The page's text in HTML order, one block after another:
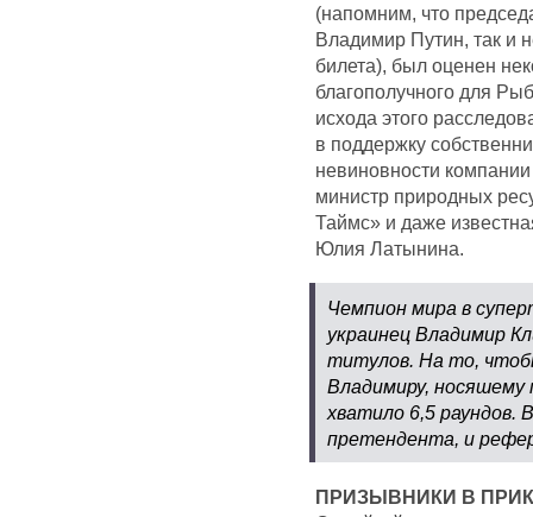
(напомним, что
Владимир Путин, так и
билета), был оценен
благополучного для
исхода этого
в поддержку
невиновности
министр природных
Таймс» и даже
Юлия Латынина.
Чемпион мира в
украинец Владимир
титулов. На то,
Владимиру,
хватило 6,5 раундов.
претендента, и
ПРИЗЫВНИКИ В